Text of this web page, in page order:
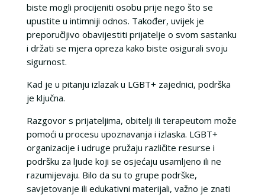
biste mogli procijeniti osobu prije nego što se
upustite u intimniji odnos. Također, uvijek je
preporučljivo obavijestiti prijatelje o svom sastanku
i držati se mjera opreza kako biste osigurali svoju
sigurnost.
Kad je u pitanju izlazak u LGBT+ zajednici, podrška
je ključna.
Razgovor s prijateljima, obitelji ili terapeutom može
pomoći u procesu upoznavanja i izlaska. LGBT+
organizacije i udruge pružaju različite resurse i
podršku za ljude koji se osjećaju usamljeno ili ne
razumijevaju. Bilo da su to grupe podrške,
savjetovanje ili edukativni materijali, važno je znati